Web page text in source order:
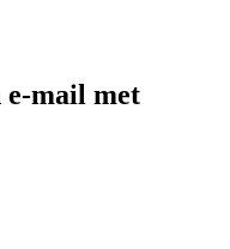
e-mail met